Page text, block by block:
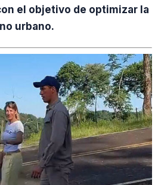
el objetivo de optimizar la
urbano.